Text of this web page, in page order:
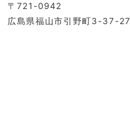
〒721-0942
広島県福山市引野町3-37-27